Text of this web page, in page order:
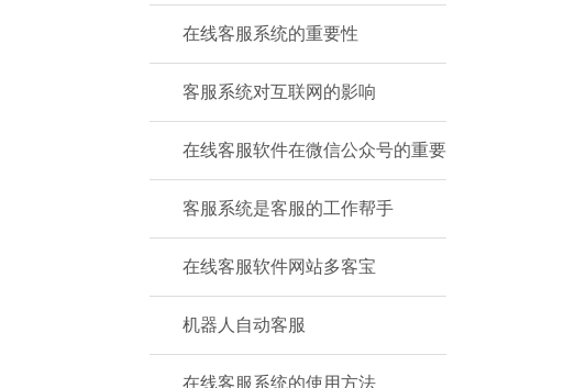
在线客服系统的重要性
客服系统对互联网的影响
在线客服软件在微信公众号的重要
客服系统是客服的工作帮手
在线客服软件网站多客宝
机器人自动客服
在线客服系统的使用方法